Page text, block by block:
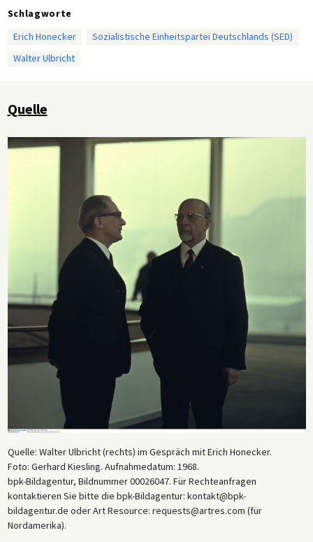
Schlagworte
Erich Honecker
Sozialistische Einheitspartei Deutschlands (SED)
Walter Ulbricht
Quelle
Quelle: Walter Ulbricht (rechts) im Gespräch mit Erich Honecker.
Foto: Gerhard Kiesling. Aufnahmedatum: 1968.
bpk-Bildagentur, Bildnummer 00026047. Für Rechteanfragen
kontaktieren Sie bitte die bpk-Bildagentur: kontakt@bpk-
bildagentur.de oder Art Resource: requests@artres.com (für
Nordamerika).